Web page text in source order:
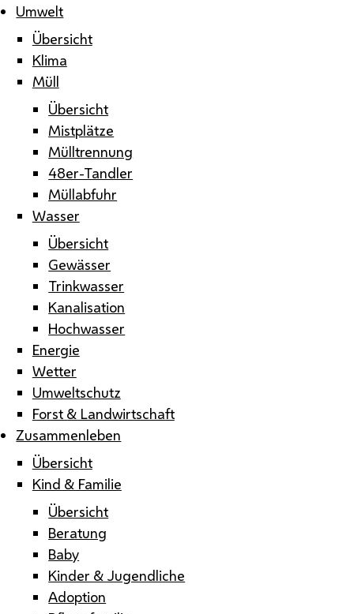
Umwelt
Übersicht
Klima
Müll
Übersicht
Mistplätze
Mülltrennung
48er-Tandler
Müllabfuhr
Wasser
Übersicht
Gewässer
Trinkwasser
Kanalisation
Hochwasser
Energie
Wetter
Umweltschutz
Forst & Landwirtschaft
Zusammenleben
Übersicht
Kind & Familie
Übersicht
Beratung
Baby
Kinder & Jugendliche
Adoption